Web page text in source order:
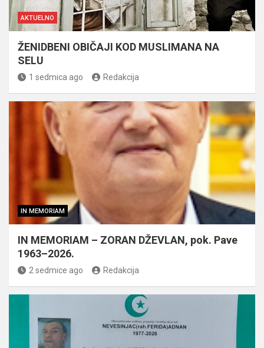
AKTUELNO
ŽENIDBENI OBIČAJI KOD MUSLIMANA NA
SELU
1 sedmica ago Redakcija
IN MEMORIAM
IN MEMORIAM – ZORAN DŽEVLAN, pok. Pave
1963–2026.
2 sedmice ago Redakcija